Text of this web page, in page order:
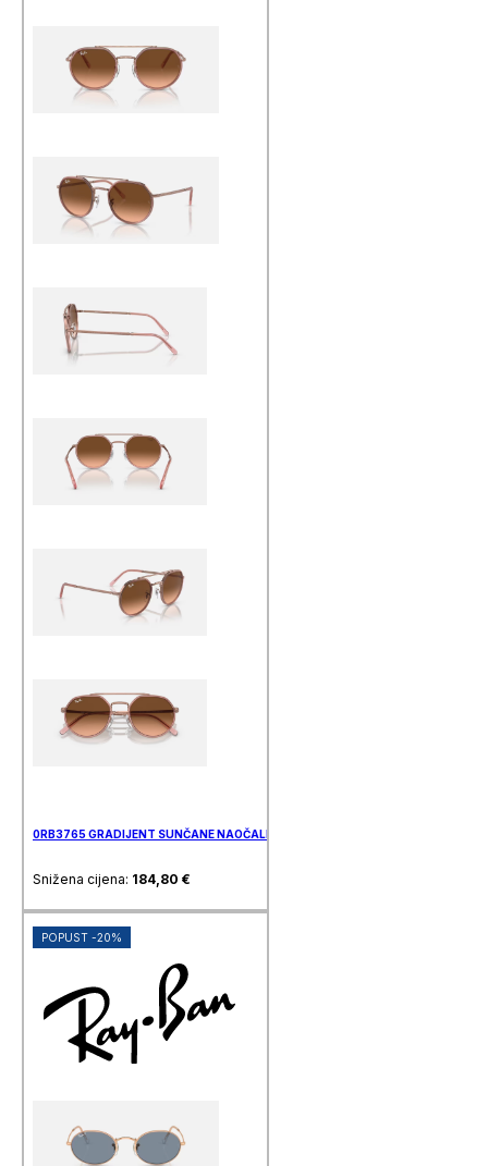
0RB3765 GRADIJENT SUNČANE NAOČALE RAY BAN
Snižena cijena: 184,80 €
POPUST -20%